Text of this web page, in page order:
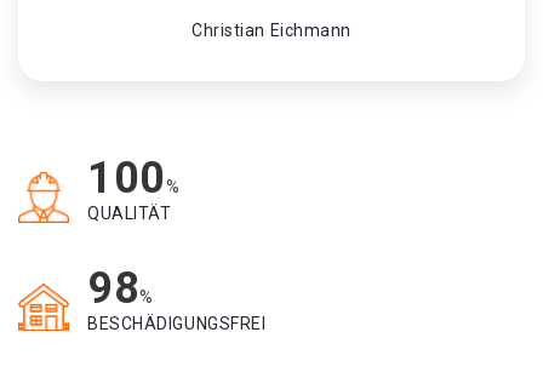
Christian Eichmann
100%
QUALITÄT
98%
BESCHÄDIGUNGSFREI